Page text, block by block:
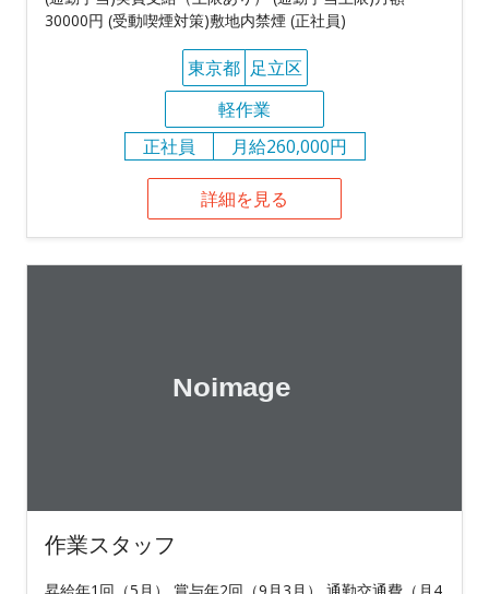
30000円 (受動喫煙対策)敷地内禁煙 (正社員)
東京都 足立区
軽作業
正社員
月給260,000円
詳細を見る
作業スタッフ